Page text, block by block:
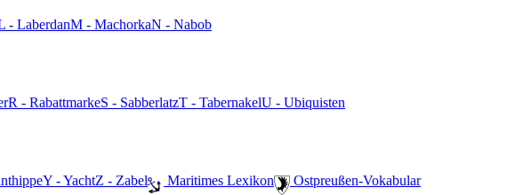
- LaberdanM - MachorkaN - Nabob
R - RabattmarkeS - SabberlatzT - TabernakelU - Ubiquisten
Y - YachtZ - Zabel ️ Maritimes Lexikon ️ Ostpreußen-Vokabular